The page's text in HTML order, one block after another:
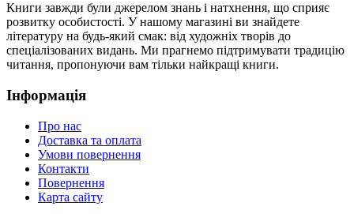
Книги завжди були джерелом знань і натхнення, що сприяє
розвитку особистості. У нашому магазині ви знайдете
літературу на будь-який смак: від художніх творів до
спеціалізованих видань. Ми прагнемо підтримувати традицію
читання, пропонуючи вам тільки найкращі книги.
Інформація
Про нас
Доставка та оплата
Умови повернення
Контакти
Повернення
Карта сайту